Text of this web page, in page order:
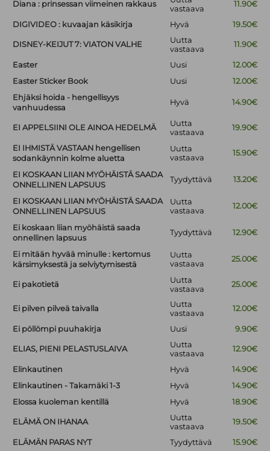
Diana : prinsessan viimeinen rakkaus
vastaava
11.90€
DIGIVIDEO : kuvaajan käsikirja Hyvä 19.50€
DISNEY-KEIJUT 7: VIATON VALHE
Uutta
vastaava
11.90€
Easter Uusi
12.00€
Easter Sticker Book
Uusi
12.00€
Ehjäksi hoida - hengellisyys
vanhuudessa
Hyvä 14.90€
EI APPELSIINI OLE AINOA HEDELMÄ
Uutta
vastaava
19.90€
EI IHMISTÄ VASTAAN hengellisen
sodankäynnin kolme aluetta
Uutta
vastaava
15.90€
EI KOSKAAN LIIAN MYÖHÄISTÄ SAADA
ONNELLINEN LAPSUUS
Tyydyttävä 13.20€
EI KOSKAAN LIIAN MYÖHÄISTÄ SAADA
ONNELLINEN LAPSUUS
Uutta
vastaava
12.00€
Ei koskaan liian myöhäistä saada
onnellinen lapsuus
Tyydyttävä 12.90€
Ei mitään hyvää minulle : kertomus
kärsimyksestä ja selviytymisestä
Uutta
vastaava
25.00€
Ei pakotietä
Uutta
vastaava
25.00€
Ei pilven pilveä taivalla
Uutta
vastaava
12.00€
Ei pöllömpi puuhakirja Uusi 9.90€
ELIAS, PIENI PELASTUSLAIVA
Uutta
vastaava
12.90€
Elinkautinen Hyvä
14.90€
Elinkautinen - Takamäki 1-3
Hyvä
14.90€
Elossa kuoleman kentillä
Hyvä 18.90€
ELÄMÄ ON IHANAA
Uutta
vastaava
19.50€
ELÄMÄN PARAS NYT Tyydyttävä
15.90€